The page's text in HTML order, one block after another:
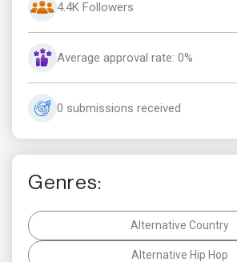
4.4K Followers
Average approval rate: 0%
0 submissions received
Genres:
Alternative Country
Alternative Hip Hop